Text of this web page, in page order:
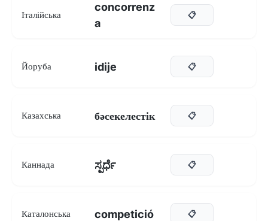
Італійська
concorrenz
a
📋
Йоруба idije 📋
Казахська бәсекелестік 📋
Каннада ಸ್ಪರ್ಧೆ 📋
Каталонська competició 📋